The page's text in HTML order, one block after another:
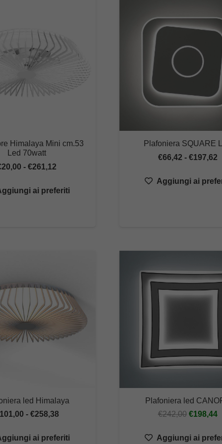
Himalaya Mini cm.53
Led 70watt
20,00 - €261,12
prezzo:
ai preferiti
Plafoniera SQUARE
€66,42 - €197,62
Aggiungi ai
led Himalaya
- €258,38Fascia
prezzo:
ai preferiti
Plafoniera led
€242,00 Il
originale
€198,44Il
Aggiungi ai